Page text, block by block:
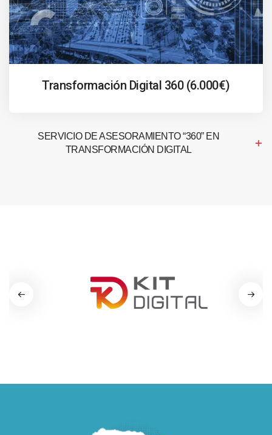
Transformación Digital 360 (6.000€)
SERVICIO DE ASESORAMIENTO “360” EN
TRANSFORMACIÓN DIGITAL